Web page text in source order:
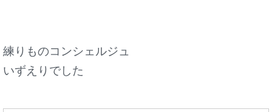
練りものコンシェルジュ
いずえりでした